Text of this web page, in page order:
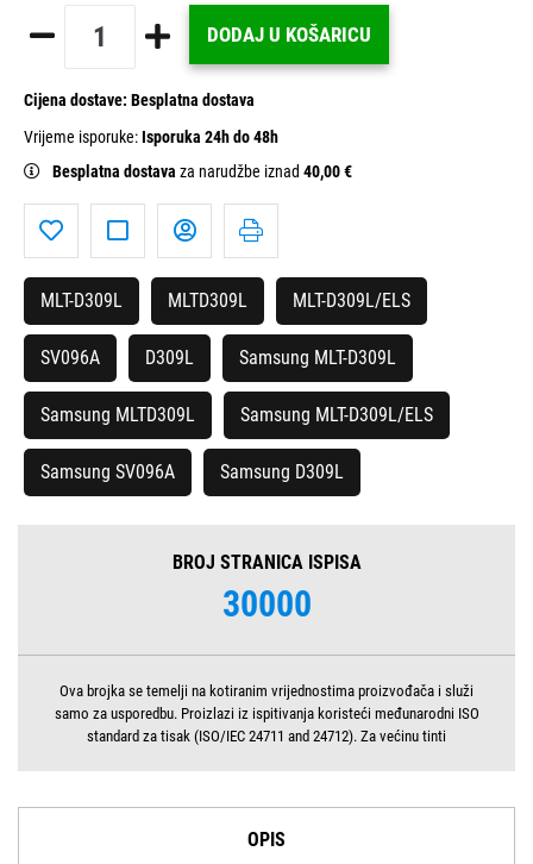
DODAJ U KOŠARICU
Cijena dostave: Besplatna dostava
Vrijeme isporuke:Isporuka 24h do 48h
Besplatna dostava za narudžbe iznad 40,00 €
MLT-D309L MLTD309L MLT-D309L/ELS
SV096A D309L Samsung MLT-D309L
Samsung MLTD309L Samsung MLT-D309L/ELS
Samsung SV096A Samsung D309L
BROJ STRANICA ISPISA
30000
Ova brojka se temelji na kotiranim vrijednostima proizvođača i služi
samo za usporedbu. Proizlazi iz ispitivanja koristeći međunarodni ISO
standard za tisak (ISO/IEC 24711 and 24712). Za većinu tinti
OPIS